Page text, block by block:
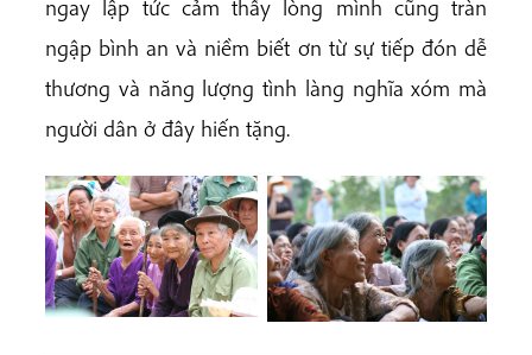
ngay lập tức cảm thấy lòng mình cũng tràn
ngập bình an và niềm biết ơn từ sự tiếp đón dễ
thương và năng lượng tình làng nghĩa xóm mà
người dân ở đây hiến tặng.